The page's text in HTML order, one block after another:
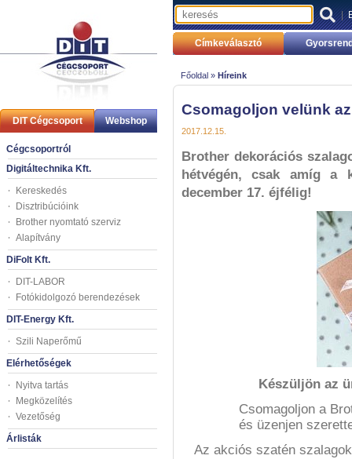
DIT Cégcsoport Webshop
Cégcsoportról
Digitáltechnika Kft.
Kereskedés
Disztribúcióink
Brother nyomtató szerviz
Alapítvány
DiFolt Kft.
DIT-LABOR
Fotókidolgozó berendezések
DIT-Energy Kft.
Szili Naperőmű
Elérhetőségek
Nyitva tartás
Megközelítés
Vezetőség
Árlisták
|
Címkeválasztó
Főoldal » Híreink
Csomagoljon velünk
2017.12.15.
Brother dekorációs
hétvégén, csak amíg a
december 17. éjfélig!
Készüljön az
Csomagoljon a
és üzenjen
Az akciós szatén